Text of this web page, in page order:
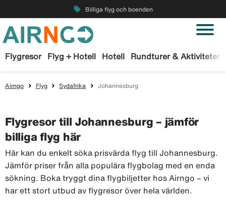
local_offer Billiga flyg och boenden
Flygresor Flyg + Hotell Hotell Rundturer & Aktiviteter
Airngo Flyg Sydafrika Johannesburg
Flygresor till Johannesburg – jämför
billiga flyg här
Här kan du enkelt söka prisvärda flyg till Johannesburg.
Jämför priser från alla populära flygbolag med en enda
sökning. Boka tryggt dina flygbiljetter hos Airngo – vi
har ett stort utbud av flygresor över hela världen.